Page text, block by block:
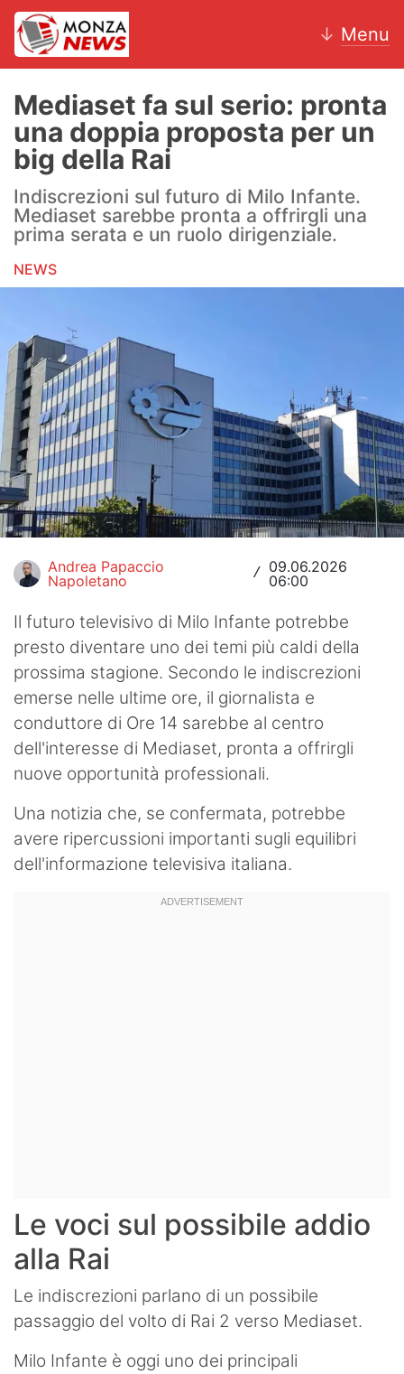
↓ Menu
News
AC Monza
Calcio
Motori
Hockey
Altri sport
Hockey
Pallanuoto
Pallamano
News
Turismo
Eventi
Mediaset fa sul serio: pronta
una doppia proposta per un
big della Rai
Indiscrezioni sul futuro di Milo Infante.
Mediaset sarebbe pronta a offrirgli una
prima serata e un ruolo dirigenziale.
NEWS
Andrea Papaccio
Napoletano
/
09.06.2026
06:00
Il futuro televisivo di Milo Infante potrebbe
presto diventare uno dei temi più caldi della
prossima stagione. Secondo le indiscrezioni
emerse nelle ultime ore, il giornalista e
conduttore di Ore 14 sarebbe al centro
dell'interesse di Mediaset, pronta a offrirgli
nuove opportunità professionali.
Una notizia che, se confermata, potrebbe
avere ripercussioni importanti sugli equilibri
dell'informazione televisiva italiana.
Le voci sul possibile addio
alla Rai
Le indiscrezioni parlano di un possibile
passaggio del volto di Rai 2 verso Mediaset.
Milo Infante è oggi uno dei principali